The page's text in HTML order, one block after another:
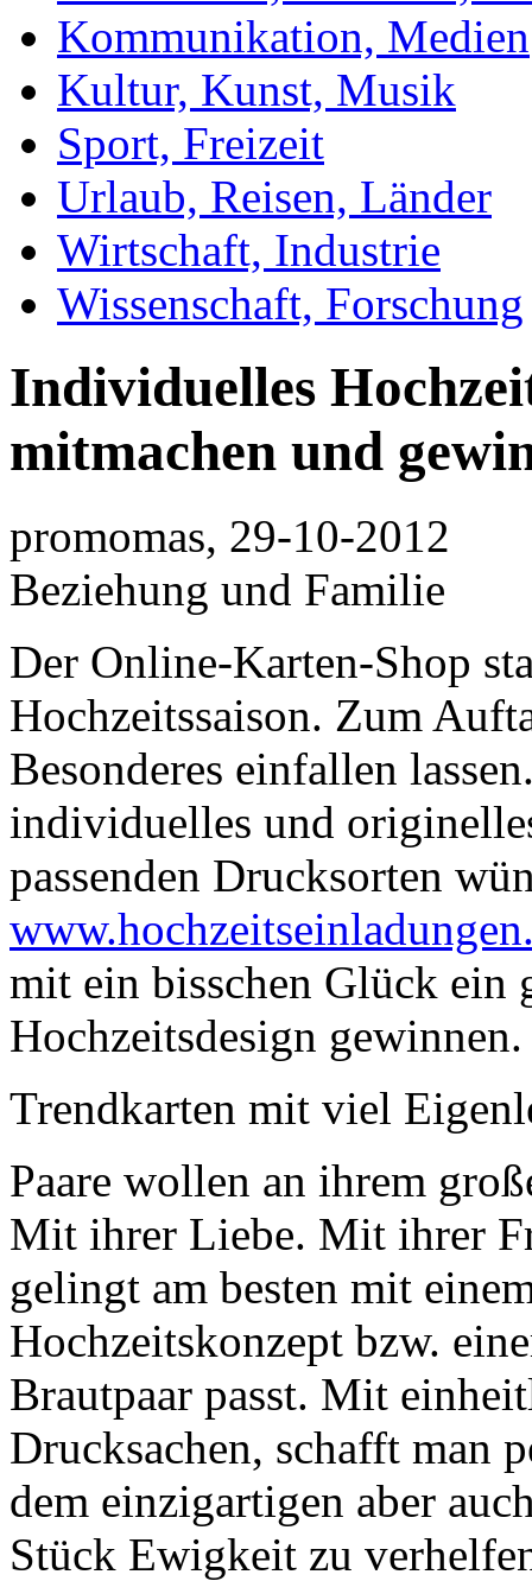
Kommunikation, Medien
Kultur, Kunst, Musik
Sport, Freizeit
Urlaub, Reisen, Länder
Wirtschaft, Industrie
Wissenschaft, Forschung
Individuelles
mitmachen und
promomas, 29-10-2012
Beziehung und Familie
Der Online-Karten-Shop
Hochzeitssaison. Zum
Besonderes einfallen
individuelles und
passenden Drucksorten
mit ein bisschen Glück ein
Hochzeitsdesign gewinnen.
Trendkarten mit viel
Paare wollen an ihrem
Mit ihrer Liebe. Mit ihrer
gelingt am besten mit
Hochzeitskonzept bzw.
Brautpaar passt. Mit
Drucksachen, schafft man
dem einzigartigen aber
Stück Ewigkeit zu